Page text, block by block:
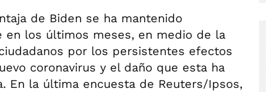
de Biden se ha mantenido
en los últimos meses, en medio de la
por los persistentes efectos
coronavirus y el daño que esta ha
En la última encuesta de Reuters/Ipsos,